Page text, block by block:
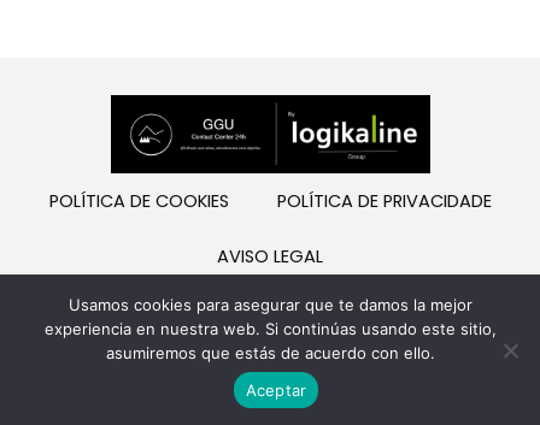
POLÍTICA DE COOKIES POLÍTICA DE PRIVACIDADE
AVISO LEGAL
L
i
n
k
Copyright 2025
Usamos cookies para asegurar que te damos la mejor
experiencia en nuestra web. Si continúas usando este sitio,
asumiremos que estás de acuerdo con ello.
Aceptar